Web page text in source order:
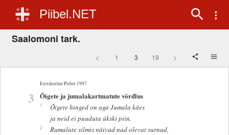
Piibel.NET
Saalomoni tark.
< 1 3 19 >
Eestikeelne Piibel 1997
3 Õigete ja jumalakartmatute võrdlus
1
Õigete hinged on aga Jumala käes
ja neid ei puuduta ükski piin.
2
Rumalate silmis näivad nad olevat surnud,